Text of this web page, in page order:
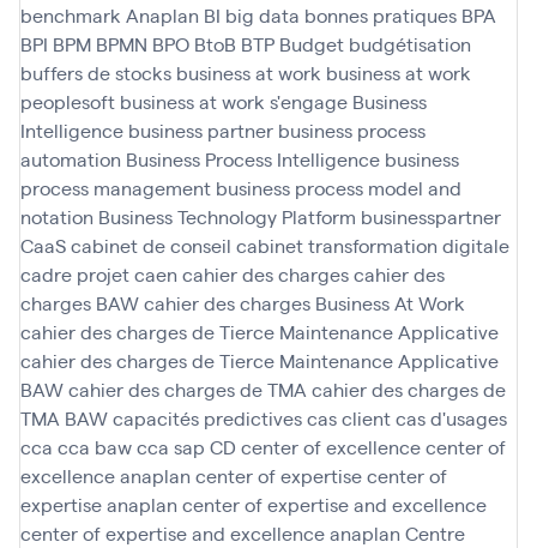
benchmark Anaplan BI big data bonnes pratiques BPA
BPI BPM BPMN BPO BtoB BTP Budget budgétisation
buffers de stocks business at work business at work
peoplesoft business at work s'engage Business
Intelligence business partner business process
automation Business Process Intelligence business
process management business process model and
notation Business Technology Platform businesspartner
CaaScabinet de conseil cabinet transformation digitale
cadre projetcaen cahier des chargescahier des
charges BAWcahier des charges Business At Work
cahier des charges de Tierce Maintenance Applicative
cahier des charges de Tierce Maintenance Applicative
BAWcahier des charges de TMA cahier des charges de
TMA BAWcapacités predictivescas clientcas d'usages
cca cca bawcca sap CD center of excellencecenter of
excellence anaplan center of expertisecenter of
expertise anaplan center of expertise and excellence
center of expertise and excellence anaplan Centre